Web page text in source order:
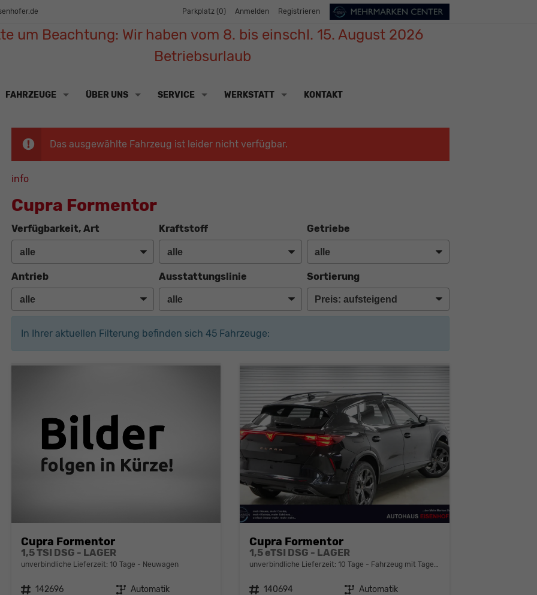
Parkplatz (0) Anmelden Registrieren
um Beachtung: Wir haben vom 8. bis einschl. 15. August 2026
Betriebsurlaub
FAHRZEUGE ÜBER UNS SERVICE WERKSTATT KONTAKT
Das ausgewählte Fahrzeug ist leider nicht verfügbar.
info
Cupra Formentor
Verfügbarkeit, Art Kraftstoff Getriebe
Antrieb Ausstattungslinie Sortierung
In Ihrer aktuellen Filterung befinden sich 45Fahrzeuge:
Cupra Formentor
1,5 TSI DSG - LAGER
unverbindliche Lieferzeit: 10 Tage Neuwagen
Fahrzeugnr. 142696 Getriebe Automatik
Cupra Formentor
1,5 eTSI DSG - LAGER
unverbindliche Lieferzeit:10 Tage Fahrzeug mit Tageszulassung
Fahrzeugnr. 140694 Getriebe Automatik